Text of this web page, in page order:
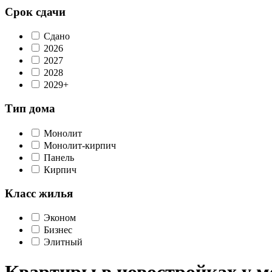
Срок сдачи
Сдано
2026
2027
2028
2029+
Тип дома
Монолит
Монолит-кирпич
Панель
Кирпич
Класс жилья
Эконом
Бизнес
Элитный